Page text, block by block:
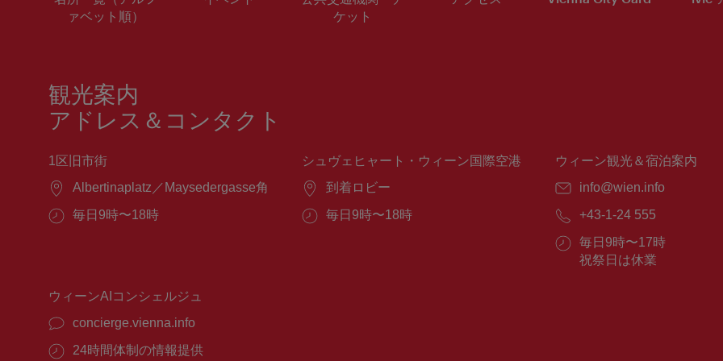
ァベット順）
ケット
観光案内
アドレス＆コンタクト
1区旧市街
場
Albertinaplatz／Maysedergasse角
営
毎日9時〜18時
シュヴェヒャート・ウィーン国際空港
場
到着ロビー
営
毎日9時〜18時
ウィーン観光＆宿泊案内
E
ー
ル：
info@wien.info
電
番
号：
+43-1-24 555
営
業
毎日9時〜17時
祝祭日は休業
ウィーンAIコンシェルジュ
concierge.vienna.info
24時間体制の情報提供